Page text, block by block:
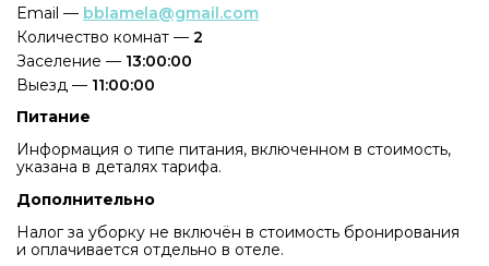
Email — bblamela@gmail.com
Количество комнат — 2
Заселение — 13:00:00
Выезд — 11:00:00
Питание
Информация о типе питания, включенном в стоимость,
указана в деталях тарифа.
Дополнительно
Налог за уборку не включён в стоимость бронирования
и оплачивается отдельно в отеле.